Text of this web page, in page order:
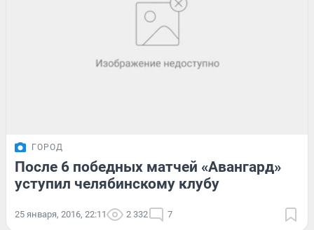
ГОРОД
После 6 победных матчей «Авангард»
уступил челябинскому клубу
25 января, 2016, 22:11 2 332 7